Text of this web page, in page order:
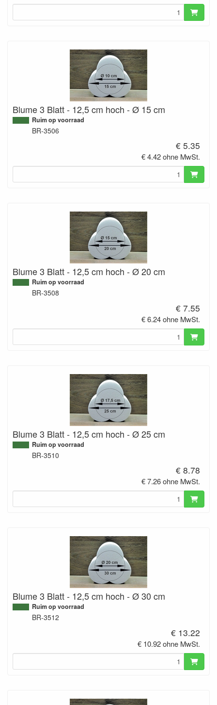
Blume 3 Blatt - 12,5 cm hoch - Ø 15 cm
Ruim op voorraad
BR-3506
€ 5.35
€ 4.42 ohne MwSt.
Blume 3 Blatt - 12,5 cm hoch - Ø 20 cm
Ruim op voorraad
BR-3508
€ 7.55
€ 6.24 ohne MwSt.
Blume 3 Blatt - 12,5 cm hoch - Ø 25 cm
Ruim op voorraad
BR-3510
€ 8.78
€ 7.26 ohne MwSt.
Blume 3 Blatt - 12,5 cm hoch - Ø 30 cm
Ruim op voorraad
BR-3512
€ 13.22
€ 10.92 ohne MwSt.